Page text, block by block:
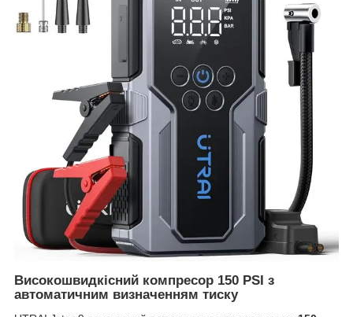
Високошвидкісний компресор 150 PSI з
автоматичним визначенням тиску